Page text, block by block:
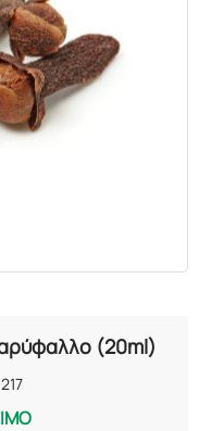
(20ml)